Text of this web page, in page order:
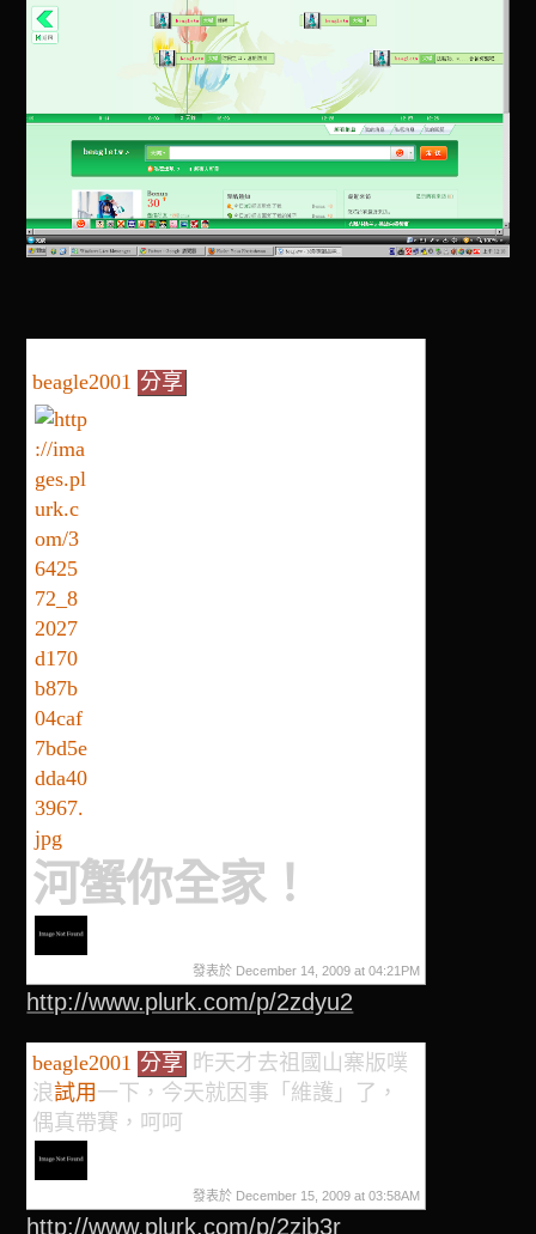
beagle2001 分享
河蟹你全家！
發表於 December 14, 2009 at 04:21PM
http://www.plurk.com/p/2zdyu2
beagle2001 分享 昨天才去祖國山寨版噗
浪試用 一下，今天就因事「維護」了，
偶真帶賽，呵呵
發表於 December 15, 2009 at 03:58AM
http://www.plurk.com/p/2zjb3r